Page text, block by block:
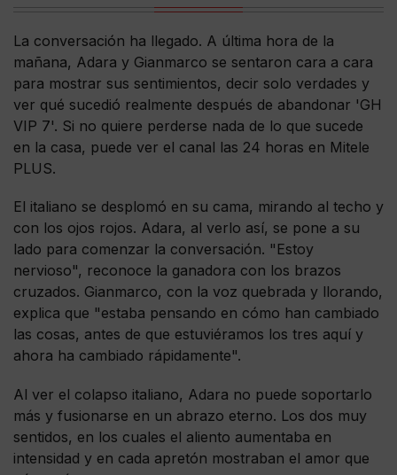
La conversación ha llegado. A última hora de la
mañana, Adara y Gianmarco se sentaron cara a cara
para mostrar sus sentimientos, decir solo verdades y
ver qué sucedió realmente después de abandonar 'GH
VIP 7'. Si no quiere perderse nada de lo que sucede
en la casa, puede ver el canal las 24 horas en Mitele
PLUS.
El italiano se desplomó en su cama, mirando al techo y
con los ojos rojos. Adara, al verlo así, se pone a su
lado para comenzar la conversación. "Estoy
nervioso", reconoce la ganadora con los brazos
cruzados. Gianmarco, con la voz quebrada y llorando,
explica que "estaba pensando en cómo han cambiado
las cosas, antes de que estuviéramos los tres aquí y
ahora ha cambiado rápidamente".
Al ver el colapso italiano, Adara no puede soportarlo
más y fusionarse en un abrazo eterno. Los dos muy
sentidos, en los cuales el aliento aumentaba en
intensidad y en cada apretón mostraban el amor que